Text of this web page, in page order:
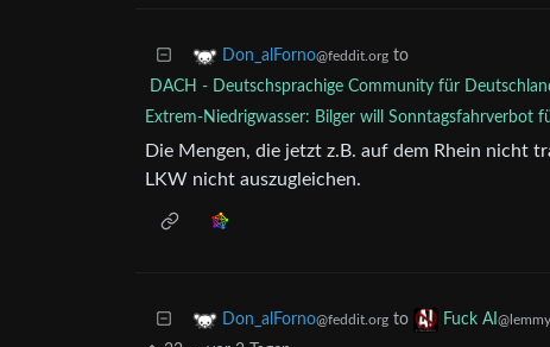
Don_alForno@feddit.org to
DACH - Deutschsprachige Community für
Extrem-Niedrigwasser: Bilger will Sonntagsfahrverbot
Die Mengen, die jetzt z.B. auf dem Rhein nicht
LKW nicht auszugleichen.
Don_alForno@feddit.org to Fuck AI